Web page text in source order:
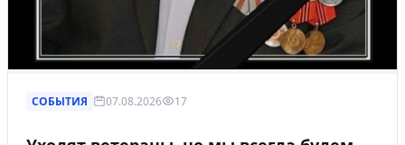
СОБЫТИЯ 07.08.2026 17